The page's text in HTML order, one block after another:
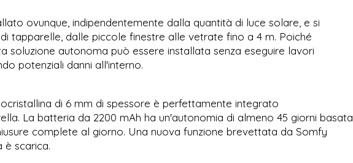
ovunque, indipendentemente dalla quantità di luce solare, e si
tapparelle, dalle piccole finestre alle vetrate fino a 4 m. Poiché
soluzione autonoma può essere installata senza eseguire lavori
potenziali danni all'interno.
di 6 mm di spessore è perfettamente integrato
La batteria da 2200 mAh ha un'autonomia di almeno 45 giorni basata
complete al giorno. Una nuova funzione brevettata da Somfy
scarica.